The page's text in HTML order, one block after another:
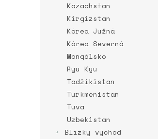
Kazachstan
Kirgizstan
Kórea Južná
Kórea Severná
Mongólsko
Ryu Kyu
Tadžikistan
Turkmenistan
Tuva
Uzbekistan
Blízky východ